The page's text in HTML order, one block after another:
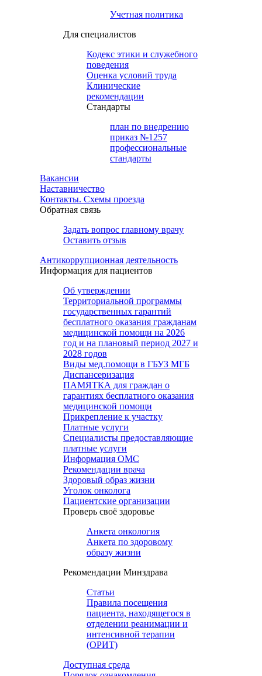
Учетная политика
Для специалистов
Кодекс этики и служебного
поведения
Оценка условий труда
Клинические
рекомендации
Cтандарты
план по внедрению
приказ №1257
профессиональные
стандарты
Вакансии
Наставничество
Контакты. Схемы проезда
Обратная связь
Задать вопрос главному врачу
Оставить отзыв
Антикоррупционная деятельность
Информация для пациентов
Об утверждении
Территориальной программы
государственных гарантий
бесплатного оказания гражданам
медицинской помощи на 2026
год и на плановый период 2027 и
2028 годов
Виды мед.помощи в ГБУЗ МГБ
Диспансеризация
ПАМЯТКА для граждан о
гарантиях бесплатного оказания
медицинской помощи
Прикрепление к участку
Платные услуги
Специалисты предоставляющие
платные услуги
Информация ОМС
Рекомендации врача
Здоровый образ жизни
Уголок онколога
Пациентские организации
Проверь своё здоровье
Анкета онкология
Анкета по здоровому
образу жизни
Рекомендации Минздрава
Статьи
Правила посещения
пациента, находящегося в
отделении реанимации и
интенсивной терапии
(ОРИТ)
Доступная среда